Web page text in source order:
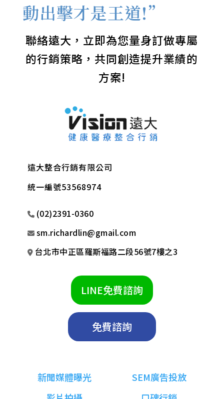
動出擊才是王道!”
聯絡遠大，立即為您量身訂做專屬
的行銷策略，共同創造提升業績的
方案!
遠大整合行銷有限公司
統一編號53568974
(02)2391-0360
sm.richardlin@gmail.com
台北市中正區羅斯福路二段56號7樓之3
LINE免費諮詢
免費諮詢
新聞媒體曝光
SEM廣告投放